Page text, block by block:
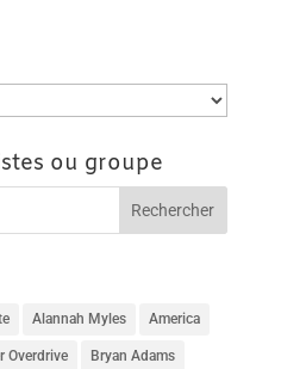
ou groupe
Alannah Myles America
Overdrive Bryan Adams